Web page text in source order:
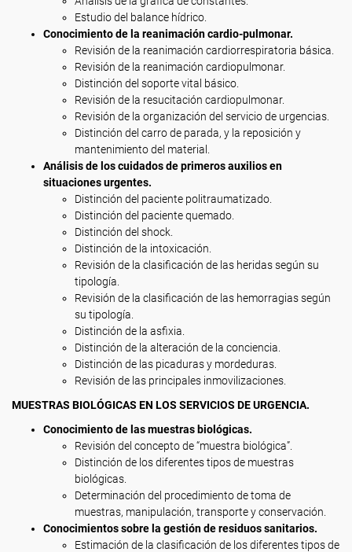
Estudio del balance hídrico.
Conocimiento de la reanimación cardio-pulmonar.
Revisión de la reanimación cardiorrespiratoria básica.
Revisión de la reanimación cardiopulmonar.
Distinción del soporte vital básico.
Revisión de la resucitación cardiopulmonar.
Revisión de la organización del servicio de urgencias.
Distinción del carro de parada, y la reposición y
mantenimiento del material.
Análisis de los cuidados de primeros auxilios en
situaciones urgentes.
Distinción del paciente politraumatizado.
Distinción del paciente quemado.
Distinción del shock.
Distinción de la intoxicación.
Revisión de la clasificación de las heridas según su
tipología.
Revisión de la clasificación de las hemorragias según
su tipología.
Distinción de la asfixia.
Distinción de la alteración de la conciencia.
Distinción de las picaduras y mordeduras.
Revisión de las principales inmovilizaciones.
MUESTRAS BIOLÓGICAS EN LOS SERVICIOS DE URGENCIA.
Conocimiento de las muestras biológicas.
Revisión del concepto de “muestra biológica”.
Distinción de los diferentes tipos de muestras
biológicas.
Determinación del procedimiento de toma de
muestras, manipulación, transporte y conservación.
Conocimientos sobre la gestión de residuos sanitarios.
Estimación de la clasificación de los diferentes tipos de